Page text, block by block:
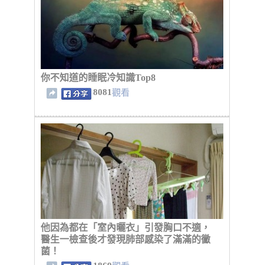
你不知道的睡眠冷知識Top8
8081觀看
他因為都在「室內曬衣」引發胸口不適，
醫生一檢查後才發現肺部感染了滿滿的黴
菌！